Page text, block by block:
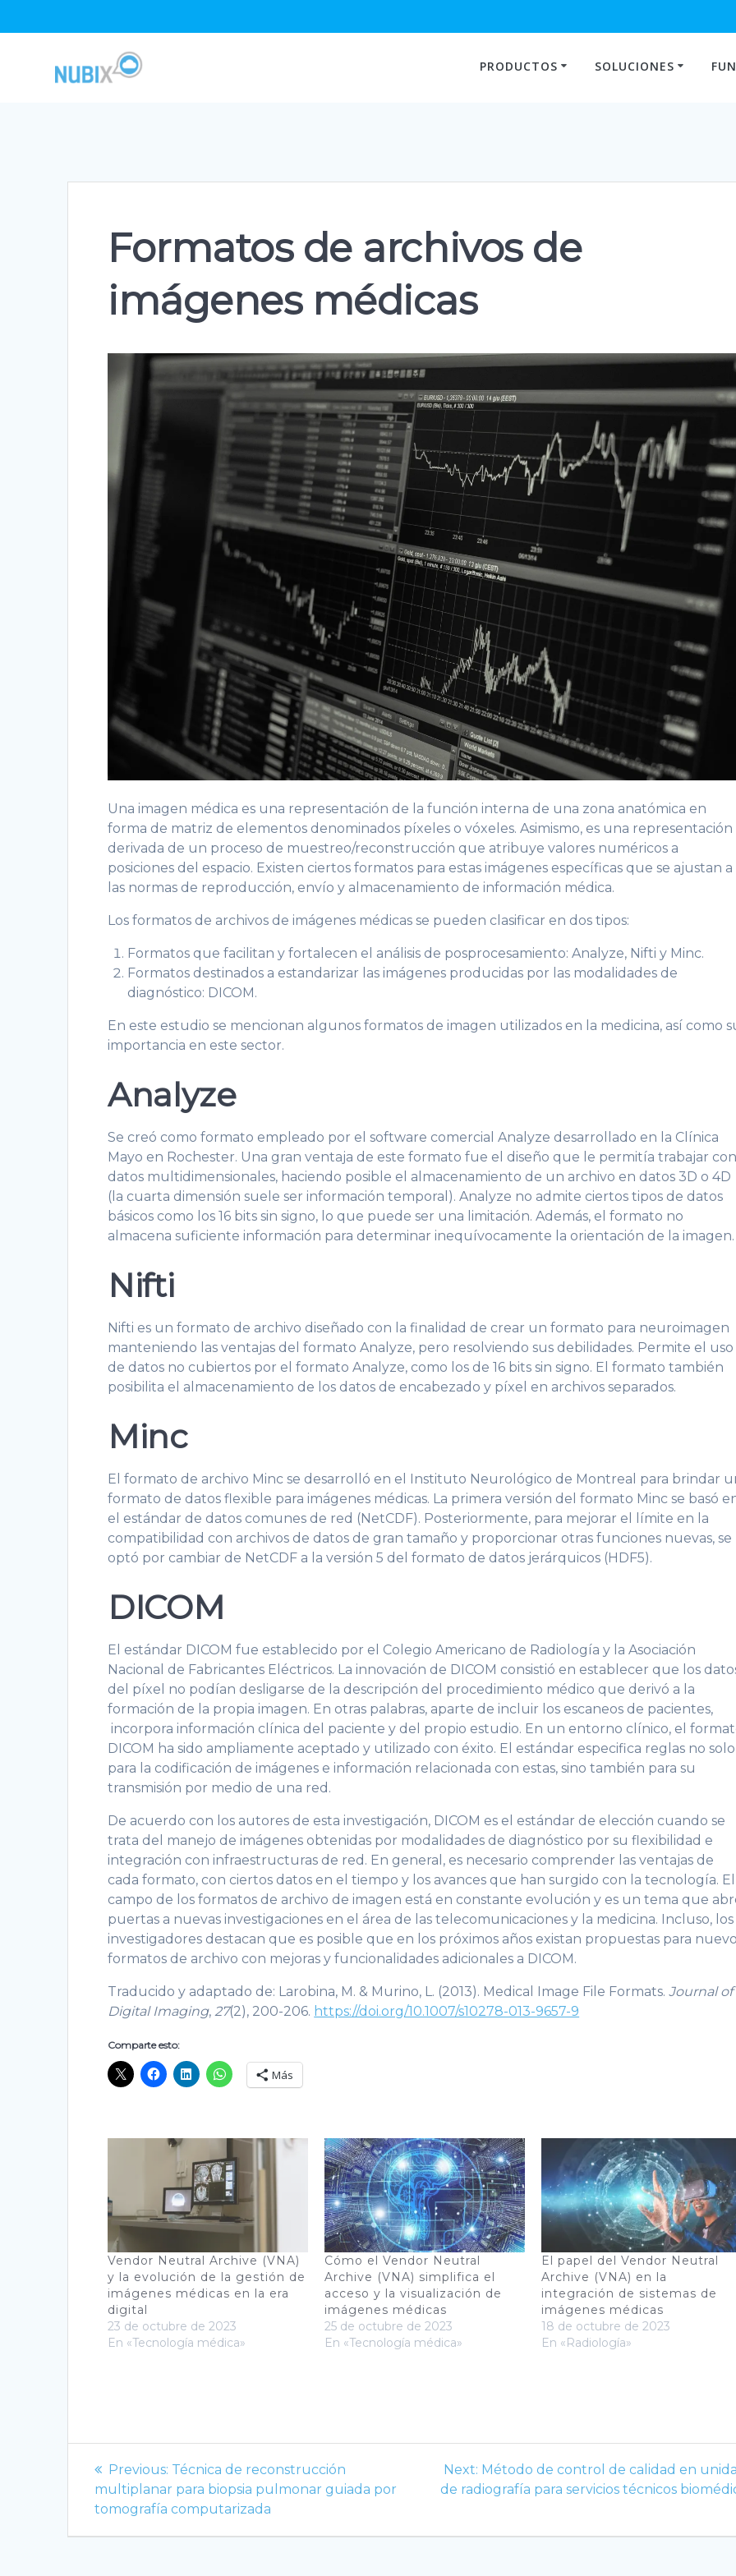
PRODUCTOS
SOLUCIONES
Formatos de archivos de
imágenes médicas
Una imagen médica es una representación de la función interna de una zona anatómica en
forma de matriz de elementos denominados píxeles o vóxeles. Asimismo, es una representación
derivada de un proceso de muestreo/reconstrucción que atribuye valores numéricos a
posiciones del espacio. Existen ciertos formatos para estas imágenes específicas que se ajustan a
las normas de reproducción, envío y almacenamiento de información médica.
Los formatos de archivos de imágenes médicas se pueden clasificar en dos tipos:
Formatos que facilitan y fortalecen el análisis de posprocesamiento: Analyze, Nifti y Minc.
Formatos destinados a estandarizar las imágenes producidas por las modalidades de
diagnóstico: DICOM.
En este estudio se mencionan algunos formatos de imagen utilizados en la medicina, así como
importancia en este sector.
Analyze
Se creó como formato empleado por el software comercial Analyze desarrollado en la Clínica
Mayo en Rochester. Una gran ventaja de este formato fue el diseño que le permitía trabajar
datos multidimensionales, haciendo posible el almacenamiento de un archivo en datos 3D o 4D
(la cuarta dimensión suele ser información temporal). Analyze no admite ciertos tipos de datos
básicos como los 16 bits sin signo, lo que puede ser una limitación. Además, el formato no
almacena suficiente información para determinar inequívocamente la orientación de la imagen.
Nifti
Nifti es un formato de archivo diseñado con la finalidad de crear un formato para neuroimagen
manteniendo las ventajas del formato Analyze, pero resolviendo sus debilidades. Permite el uso
de datos no cubiertos por el formato Analyze, como los de 16 bits sin signo. El formato también
posibilita el almacenamiento de los datos de encabezado y píxel en archivos separados.
Minc
El formato de archivo Minc se desarrolló en el Instituto Neurológico de Montreal para brindar
formato de datos flexible para imágenes médicas. La primera versión del formato Minc se basó
el estándar de datos comunes de red (NetCDF). Posteriormente, para mejorar el límite en la
compatibilidad con archivos de datos de gran tamaño y proporcionar otras funciones nuevas, se
optó por cambiar de NetCDF a la versión 5 del formato de datos jerárquicos (HDF5).
DICOM
El estándar DICOM fue establecido por el Colegio Americano de Radiología y la Asociación
Nacional de Fabricantes Eléctricos. La innovación de DICOM consistió en establecer que los
del píxel no podían desligarse de la descripción del procedimiento médico que derivó a la
formación de la propia imagen. En otras palabras, aparte de incluir los escaneos de pacientes,
incorpora información clínica del paciente y del propio estudio. En un entorno clínico, el
DICOM ha sido ampliamente aceptado y utilizado con éxito. El estándar especifica reglas no solo
para la codificación de imágenes e información relacionada con estas, sino también para su
transmisión por medio de una red.
De acuerdo con los autores de esta investigación, DICOM es el estándar de elección cuando se
trata del manejo de imágenes obtenidas por modalidades de diagnóstico por su flexibilidad e
integración con infraestructuras de red. En general, es necesario comprender las ventajas de
cada formato, con ciertos datos en el tiempo y los avances que han surgido con la tecnología. El
campo de los formatos de archivo de imagen está en constante evolución y es un tema que
puertas a nuevas investigaciones en el área de las telecomunicaciones y la medicina. Incluso, los
investigadores destacan que es posible que en los próximos años existan propuestas para
formatos de archivo con mejoras y funcionalidades adicionales a DICOM.
Traducido y adaptado de: Larobina, M. & Murino, L. (2013). Medical Image File Formats.Journal of
Digital Imaging, 27(2), 200-206. https://doi.org/10.1007/s10278-013-9657-9
Comparte esto:
Más
Vendor Neutral Archive (VNA)
y la evolución de la gestión de
imágenes médicas en la era
digital
23 de octubre de 2023
En «Tecnología médica»
Cómo el Vendor Neutral
Archive (VNA) simplifica el
acceso y la visualización de
imágenes médicas
25 de octubre de 2023
En «Tecnología médica»
El papel del Vendor Neutral
Archive (VNA) en la
integración de sistemas de
imágenes médicas
18 de octubre de 2023
En «Radiología»
Navegación
de
entradas
Previous: Previous
post:
Técnica de reconstrucción
multiplanar para biopsia pulmonar guiada por
tomografía computarizada
Next: Next
post:
Método de control de calidad en
de radiografía para servicios técnicos